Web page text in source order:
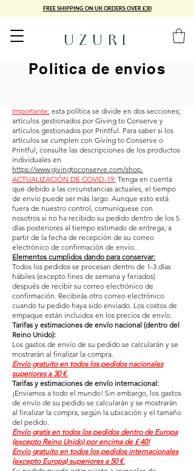
FREE SHIPPING ON UK ORDERS OVER £30
UZURI
Politica de envios
Importante: esta política se divide en dos secciones;
artículos gestionados por Giving to Conserve y
artículos gestionados por Printful. Para saber si los
artículos se cumplen con Giving to Conserve o
Printful, consulte las descripciones de los productos
individuales en
https://www.givingtoconserve.com/shop.
ACTUALIZACIÓN DE COVID-19: Tenga en cuenta
que debido a las circunstancias actuales, el tiempo
de envío puede ser más largo. Aunque esto está
fuera de nuestro control, comuníquese con
nosotros si no ha recibido su pedido dentro de los 5
días posteriores al tiempo estimado de entrega, a
partir de la fecha de recepción de su correo
electrónico de confirmación de envío.
Elementos cumplidos dando para conservar:
Todos los pedidos se procesan dentro de 1-3 días
hábiles (excepto fines de semana y feriados)
después de recibir su correo electrónico de
confirmación. Recibirás otro correo electrónico
cuando tu pedido haya sido enviado. Los costos de
empaque están incluidos en los precios de envío.
Tarifas y estimaciones de envío nacional (dentro del
Reino Unido):
Los gastos de envío de su pedido se calcularán y se
mostrarán al finalizar la compra.
Envío gratuito en todos los pedidos nacionales
superiores a 30 €.
Tarifas y estimaciones de envío internacional:
¡Enviamos a todo el mundo! Sin embargo, los gastos
de envío de su pedido se calcularán y se mostrarán
al finalizar la compra, según la ubicación y el tamaño
del pedido.
Envío gratis en todos los pedidos dentro de Europa
(excepto Reino Unido) por encima de £ 40!
Envío gratuito en todos los pedidos internacionales
(excepto Europa) superiores a 50 €.